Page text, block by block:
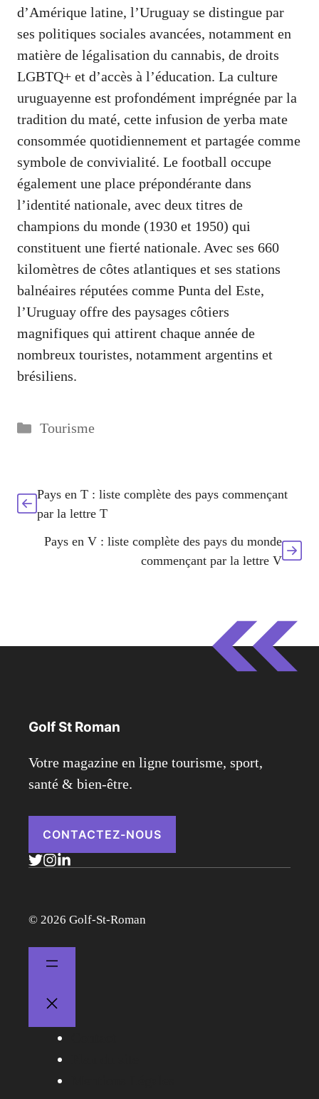
d’Amérique latine, l’Uruguay se distingue par
ses politiques sociales avancées, notamment en
matière de légalisation du cannabis, de droits
LGBTQ+ et d’accès à l’éducation. La culture
uruguayenne est profondément imprégnée par la
tradition du maté, cette infusion de yerba mate
consommée quotidiennement et partagée comme
symbole de convivialité. Le football occupe
également une place prépondérante dans
l’identité nationale, avec deux titres de
champions du monde (1930 et 1950) qui
constituent une fierté nationale. Avec ses 660
kilomètres de côtes atlantiques et ses stations
balnéaires réputées comme Punta del Este,
l’Uruguay offre des paysages côtiers
magnifiques qui attirent chaque année de
nombreux touristes, notamment argentins et
brésiliens.
Catégories
Tourisme
Pays en T : liste complète des pays commençant
par la lettre T
Pays en V : liste complète des pays du monde
commençant par la lettre V
Golf St Roman
Votre magazine en ligne tourisme, sport,
santé & bien-être.
CONTACTEZ-NOUS
© 2026 Golf-St-Roman